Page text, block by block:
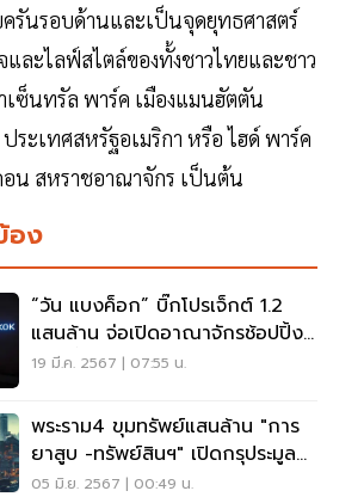
ครันรอบด้านและเป็นจุดยุทธศาสตร์
และไลฟ์สไตล์ของทั้งชาวไทยและชาว
เซ็นทรัล พาร์ค เมืองแมนฮัตตัน
ระเทศสหรัฐอเมริกา หรือ ไฮด์ พาร์ค
น สหราชอาณาจักร เป็นต้น
อง
“วัน แบงค็อก” บิ๊กโปรเจ็กต์ 1.2
แสนล้าน จ่อเปิดอาณาจักรช้อปปิ้ง
ต.ค. นี้
19 มี.ค. 2567 | 07:55 น.
พระราม4 ขุมทรัพย์แสนล้าน "การ
ยาสูบ -ทรัพย์สินฯ" เปิดกรุประมูล
ที่ดินทำเลทอง
05 มิ.ย. 2567 | 00:49 น.